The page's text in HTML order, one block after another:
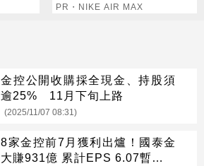
PR・NIKE AIR MAX
金控公開收購採全現金、持股須
逾25% 11月下旬上路
(2025/11/07 08:31)
8家金控前7月獲利出爐！國泰金
大賺931億 累計EPS 6.07暫居第